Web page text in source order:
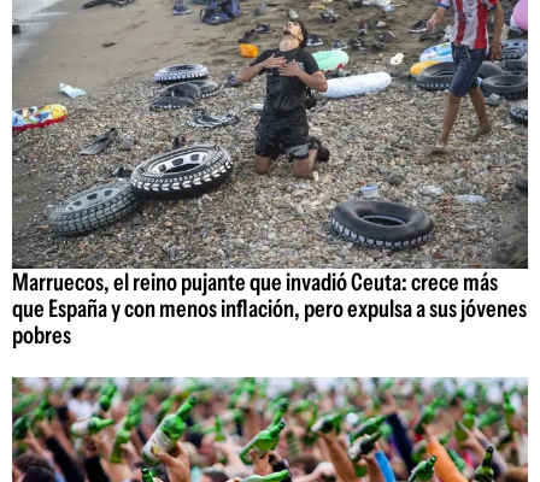
Marruecos, el reino pujante que invadió Ceuta: crece más
que España y con menos inflación, pero expulsa a sus jóvenes
pobres